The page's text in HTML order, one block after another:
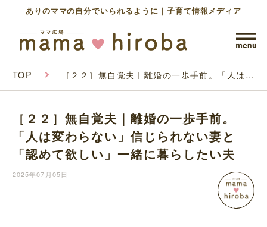
ありのママの自分でいられるように｜子育て情報メディア
TOP ［２２］無自覚夫｜離婚の一歩手前。「人は変
一緒に暮らしたい夫
［２２］無自覚夫｜離婚の一歩手前。
「人は変わらない」信じられない妻と
「認めて欲しい」一緒に暮らしたい夫
2025年07月05日